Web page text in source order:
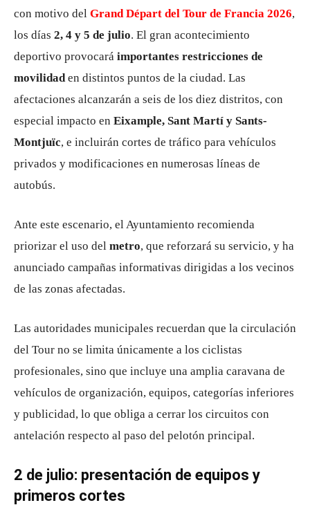
con motivo del Grand Départ del Tour de Francia 2026,
los días 2, 4 y 5 de julio. El gran acontecimiento
deportivo provocará importantes restricciones de
movilidad en distintos puntos de la ciudad. Las
afectaciones alcanzarán a seis de los diez distritos, con
especial impacto en Eixample, Sant Martí y Sants-
Montjuïc, e incluirán cortes de tráfico para vehículos
privados y modificaciones en numerosas líneas de
autobús.
Ante este escenario, el Ayuntamiento recomienda
priorizar el uso del metro, que reforzará su servicio, y ha
anunciado campañas informativas dirigidas a los vecinos
de las zonas afectadas.
Las autoridades municipales recuerdan que la circulación
del Tour no se limita únicamente a los ciclistas
profesionales, sino que incluye una amplia caravana de
vehículos de organización, equipos, categorías inferiores
y publicidad, lo que obliga a cerrar los circuitos con
antelación respecto al paso del pelotón principal.
2 de julio: presentación de equipos y
primeros cortes